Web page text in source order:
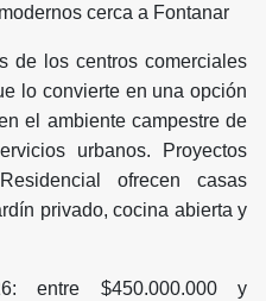
cerca a Fontanar
de los centros comerciales
lo convierte en una opción
el ambiente campestre de
urbanos. Proyectos
ofrecen casas
privado, cocina abierta y
entre $450.000.000 y